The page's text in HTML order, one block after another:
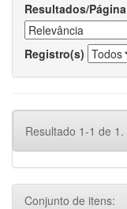
Resultados/Página
Registro(s)
Resultado 1-1 de 1.
Conjunto de itens: